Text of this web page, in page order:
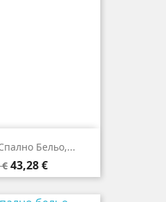
Бельо,...
€ Цена
43,28 €